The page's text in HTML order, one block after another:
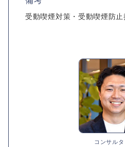
受動喫煙対策・受動喫煙防止
コンサルタ